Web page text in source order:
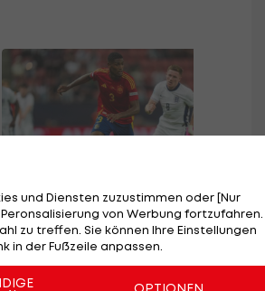
Olympiasieger vor
Wechsel zu Arsenal
Premier League
und Diensten zuzustimmen oder [Nur
Peronsalisierung von Werbung fortzufahren.
zu treffen. Sie können Ihre Einstellungen
in der Fußzeile anpassen.
OPTIONEN